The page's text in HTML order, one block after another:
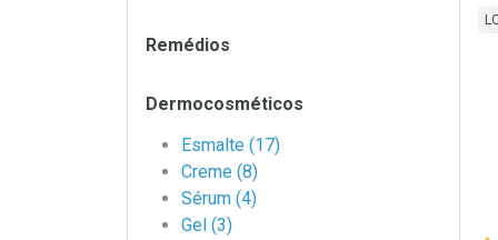
Remédios
Dermocosméticos
Esmalte (17)
Creme (8)
Sérum (4)
Gel (3)